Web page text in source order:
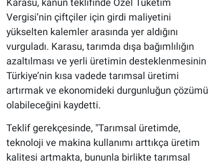
Karasu, kanun teklifinde Özel Tüketim
Vergisi’nin çiftçiler için girdi maliyetini
yükselten kalemler arasında yer aldığını
vurguladı. Karasu, tarımda dışa bağımlılığın
azaltılması ve yerli üretimin desteklenmesinin
Türkiye’nin kısa vadede tarımsal üretimi
artırmak ve ekonomideki durgunluğun çözümü
olabileceğini kaydetti.
Teklif gerekçesinde, "Tarımsal üretimde,
teknoloji ve makina kullanımı arttıkça üretim
kalitesi artmakta, bununla birlikte tarımsal